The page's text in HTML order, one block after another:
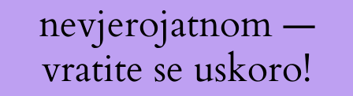
nevjerojatnom —
vratite se uskoro!